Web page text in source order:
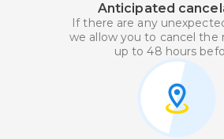
Anticipated
If there are any
we allow you to cancel the
up to 48 hours